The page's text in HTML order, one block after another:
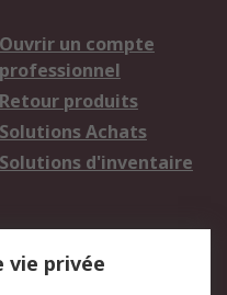
Ouvrir un compte
professionnel
Retour produits
Solutions Achats
Solutions d'inventaire
vie privée